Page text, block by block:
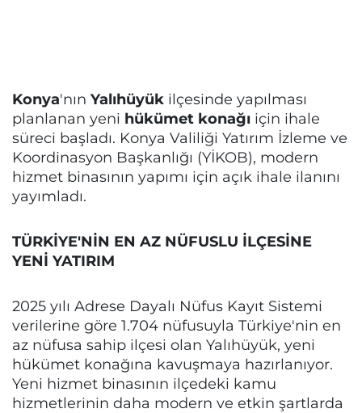
Konya'nın Yalıhüyük ilçesinde yapılması
planlanan yeni hükümet konağı için ihale
süreci başladı. Konya Valiliği Yatırım İzleme ve
Koordinasyon Başkanlığı (YİKOB), modern
hizmet binasının yapımı için açık ihale ilanını
yayımladı.
TÜRKİYE'NİN EN AZ NÜFUSLU İLÇESİNE
YENİ YATIRIM
2025 yılı Adrese Dayalı Nüfus Kayıt Sistemi
verilerine göre 1.704 nüfusuyla Türkiye'nin en
az nüfusa sahip ilçesi olan Yalıhüyük, yeni
hükümet konağına kavuşmaya hazırlanıyor.
Yeni hizmet binasının ilçedeki kamu
hizmetlerinin daha modern ve etkin şartlarda